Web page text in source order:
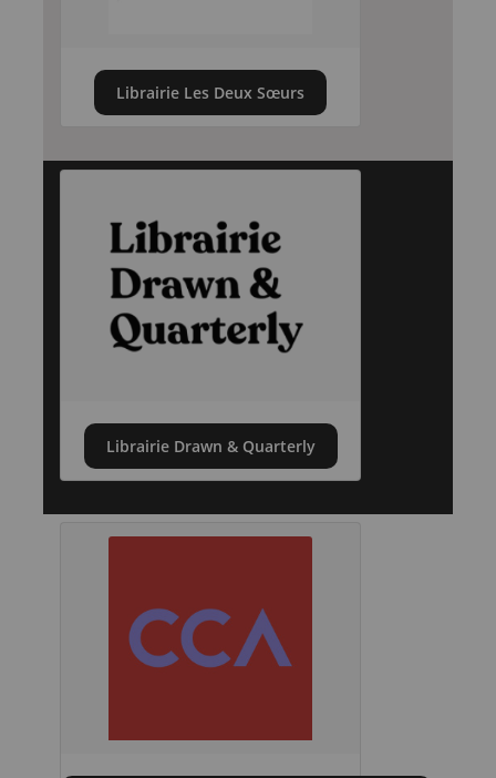
Librairie Les Deux Sœurs
Librairie Drawn & Quarterly